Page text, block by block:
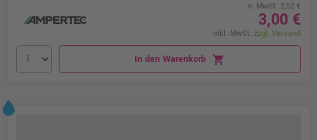
o. MwSt. 2,52 €
3,00 €
inkl. MwSt. zzgl. Versand
In den Warenkorb shopping_cart